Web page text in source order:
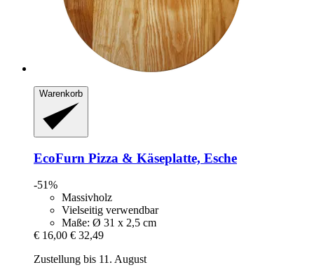
Warenkorb
EcoFurn Pizza & Käseplatte, Esche
-51%
Massivholz
Vielseitig verwendbar
Maße: Ø 31 x 2,5 cm
€ 16,00 € 32,49
Zustellung bis 11. August